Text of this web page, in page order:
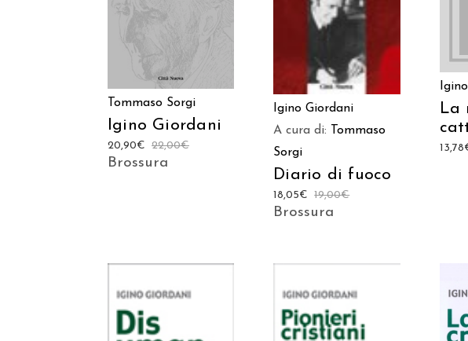
Tommaso Sorgi
Igino Giordani
22,00€
20,90€
Brossura
CARRELLO
Igino Giordani
A cura di: Tommaso
Sorgi
Diario di fuoco
19,00€
18,05€
Brossura
La
13,78